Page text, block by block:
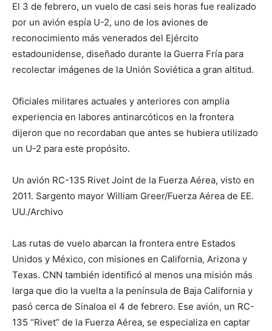
El 3 de febrero, un vuelo de casi seis horas fue realizado
por un avión espía U-2, uno de los aviones de
reconocimiento más venerados del Ejército
estadounidense, diseñado durante la Guerra Fría para
recolectar imágenes de la Unión Soviética a gran altitud.
Oficiales militares actuales y anteriores con amplia
experiencia en labores antinarcóticos en la frontera
dijeron que no recordaban que antes se hubiera utilizado
un U-2 para este propósito.
Un avión RC-135 Rivet Joint de la Fuerza Aérea, visto en
2011. Sargento mayor William Greer/Fuerza Aérea de EE.
UU./Archivo
Las rutas de vuelo abarcan la frontera entre Estados
Unidos y México, con misiones en California, Arizona y
Texas. CNN también identificó al menos una misión más
larga que dio la vuelta a la península de Baja California y
pasó cerca de Sinaloa el 4 de febrero. Ese avión, un RC-
135 “Rivet” de la Fuerza Aérea, se especializa en captar